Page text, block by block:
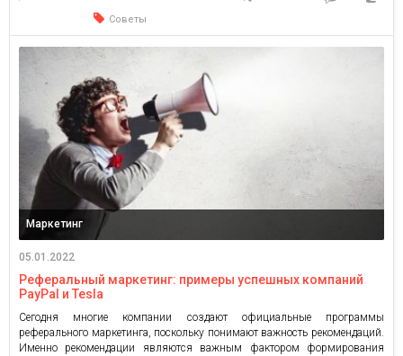
Советы
Маркетинг
05.01.2022
Реферальный маркетинг: примеры успешных компаний
PayPal и Tesla
Сегодня многие компании создают официальные программы
реферального маркетинга, поскольку понимают важность рекомендаций.
Именно рекомендации являются важным фактором формирования